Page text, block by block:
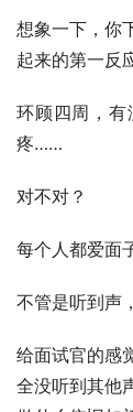
想象一下，你
起来的第一反
环顾四周，有
疼……
对不对？
每个人都爱面
不管是听到声
给面试官的感
全没听到其他